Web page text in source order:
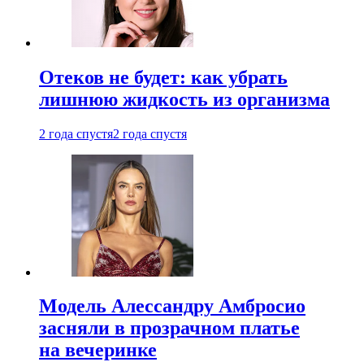
Отеков не будет: как убрать
лишнюю жидкость из организма
2 года спустя2 года спустя
Модель Алессандру Амбросио
засняли в прозрачном платье
на вечеринке